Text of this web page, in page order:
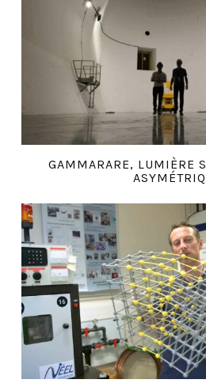
GAMMARARE, LUMIÈRE